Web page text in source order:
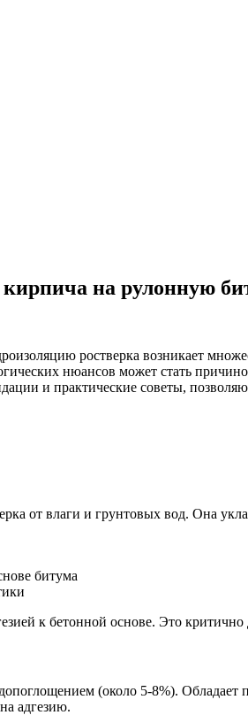
на рулонную
ростверка возникает
нюансов может стать
и практические советы,
от влаги и грунтовых вод. Она
битума
к бетонной основе. Это
(около 5-8%).
адгезию.